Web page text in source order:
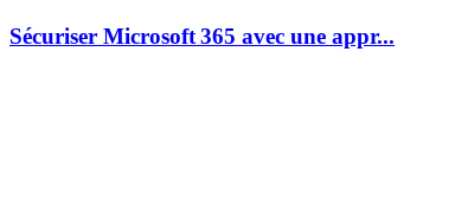
Sécuriser Microsoft 365 avec une appr...